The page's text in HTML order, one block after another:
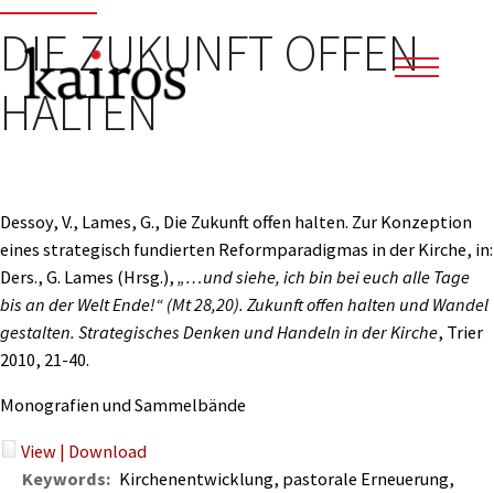
DIE ZUKUNFT OFFEN
HALTEN
Dessoy, V., Lames, G., Die Zukunft offen halten. Zur Konzeption
eines strategisch fundierten Reformparadigmas in der Kirche, in:
Ders., G. Lames (Hrsg.), „…und siehe, ich bin bei euch alle Tage
bis an der Welt Ende!“ (Mt 28,20). Zukunft offen halten und Wandel
gestalten. Strategisches Denken und Handeln in der Kirche, Trier
2010, 21-40.
Monografien und Sammelbände
View | Download
Keywords: Kirchenentwicklung, pastorale Erneuerung,